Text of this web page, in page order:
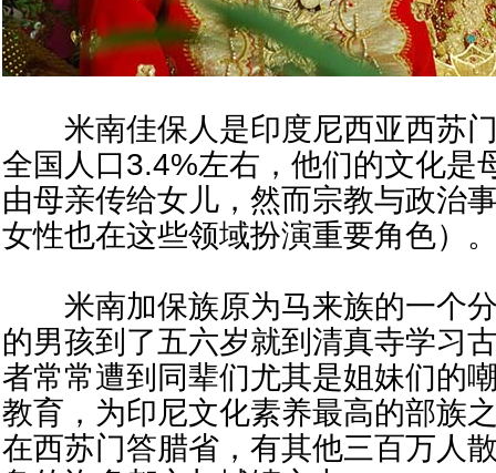
米南佳保人是印度尼西亚西苏门
全国人口3.4%左右，他们的文化是
由母亲传给女儿，然而宗教与政治
女性也在这些领域扮演重要角色）
米南加保族原为马来族的一个分
的男孩到了五六岁就到清真寺学习
者常常遭​​到同辈们尤其是姐妹们的
教育，为印尼文化素养最高的部族
在西苏门答腊省，有其他三百万人